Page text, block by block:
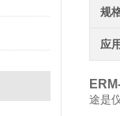
规
应
途是